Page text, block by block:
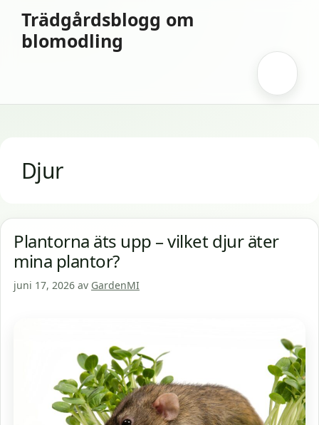
innehåll
Trädgårdsblogg om
blomodling
Djur
Plantorna äts upp – vilket djur äter
mina plantor?
juni 17, 2026 av GardenMI